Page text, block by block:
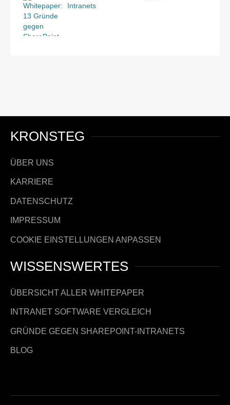
Intranets
KRONSTEG
ÜBER UNS
KARRIERE
DATENSCHUTZ
IMPRESSUM
COOKIE EINSTELLUNGEN ANPASSEN
WISSENSWERTES
ÜBERSICHT ALLER WHITEPAPER
INTRANET SOFTWARE VERGLEICH
GRÜNDE GEGEN SHAREPOINT-INTRANETS
BLOG